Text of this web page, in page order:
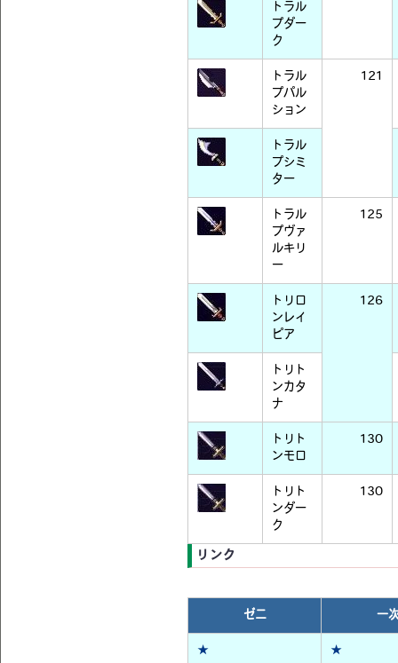
トラル
プダー
ク
トラル
プパル
ション
121
トラル
プシミ
ター
トラル
プヴァ
ルキリ
ー
125
トリロ
ンレイ
ピア
126
トリト
ンカタ
ナ
トリト
ンモロ
130
トリト
ンダー
ク
130
リンク
ゼニ 一
★ ★